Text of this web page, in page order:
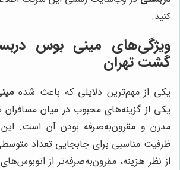
کنید.
ویژگی‌های مینی بوس
گشت تهران
یکی از مهم‌ترین دلایلی که باعث شده
یکی از گزینه‌های محبوب در میان مسافران
مدرن و مقرون‌به‌صرفه بودن آن است. این
ظرفیت مناسبی برای جابجایی تعداد
از نظر هزینه، مقرون‌به‌صرفه‌تر از